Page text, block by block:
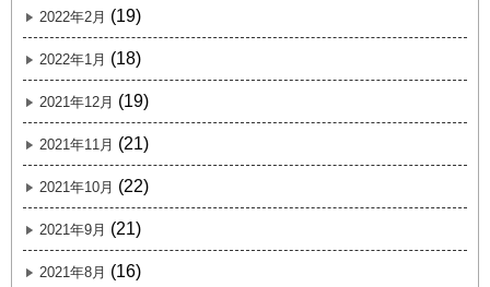
2022年2月 (19)
2022年1月 (18)
2021年12月 (19)
2021年11月 (21)
2021年10月 (22)
2021年9月 (21)
2021年8月 (16)